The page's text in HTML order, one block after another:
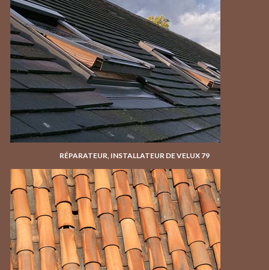
RÉPARATEUR, INSTALLATEUR DE VELUX 79